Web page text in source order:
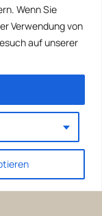
Wenn Sie
Verwendung von
auf unserer